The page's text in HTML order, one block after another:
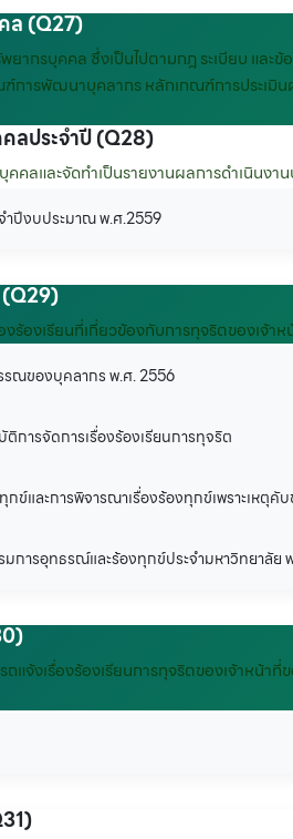
ล (Q27)
กรบุคคล ซึ่งเป็นไปตามกฎ ระเบียบ และข้
ารพัฒนาบุคลากร หลักเกณฑ์การประเมิ
ลประจำปี (Q28)
ลและจัดทำเป็นรายงานผลการดำเนินงาน
ำปีงบประมาณ พ.ศ.2559
(Q29)
ร้องเรียนที่เกี่ยวข้องกับการทุจริตของเจ้า
รณของบุคลากร พ.ศ. 2556
ารจัดการเรื่องร้องเรียนการทุจริต
และการพิจารณาเรื่องร้องทุกข์เพราะเหตุคั
การอุทธรณ์และร้องทุกข์ประจำมหาวิทยาลัย
จ้งเรื่องร้องเรียนการทุจริตของเจ้าหน้า